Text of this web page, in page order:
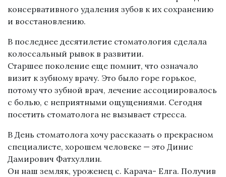
консервативного удаления зубов к их сохранению
и восстановлению.
В последнее десятилетие стоматология сделала
колоссальный рывок в развитии.
Старшее поколение еще помнит, что означало
визит к зубному врачу. Это было горе горькое,
потому что зубной врач, лечение ассоциировалось
с болью, с неприятными ощущениями. Сегодня
посетить стоматолога не вызывает стресса.
В День стоматолога хочу рассказать о прекрасном
специалисте, хорошем человеке — это Динис
Дамирович Фатхуллин.
Он наш земляк, уроженец с. Карача- Елга. Получив